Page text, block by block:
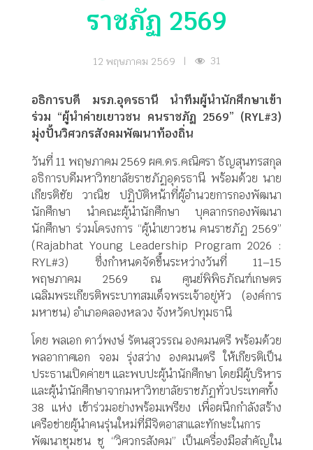
ราชภัฏ 2569
12 พฤษภาคม 2569 31
อธิการบดี มรภ.อุดรธานี นำทีมผู้นำนักศึกษาเข้า
ร่วม “ผู้นำค่ายเยาวชน คนราชภัฏ 2569” (RYL#3)
มุ่งปั้นวิศวกรสังคมพัฒนาท้องถิ่น
วันที่ 11 พฤษภาคม 2569 ผศ.ดร.คณิศรา ธัญสุนทรสกุล
อธิการบดีมหาวิทยาลัยราชภัฏอุดรธานี พร้อมด้วย นาย
เกียรติชัย วาณิช ปฏิบัติหน้าที่ผู้อำนวยการกองพัฒนา
นักศึกษา นำคณะผู้นำนักศึกษา บุคลากรกองพัฒนา
นักศึกษา ร่วมโครงการ “ผู้นำเยาวชน คนราชภัฏ 2569”
(Rajabhat Young Leadership Program 2026 :
RYL#3) ซึ่งกำหนดจัดขึ้นระหว่างวันที่ 11–15
พฤษภาคม 2569 ณ ศูนย์พิพิธภัณฑ์เกษตร
เฉลิมพระเกียรติพระบาทสมเด็จพระเจ้าอยู่หัว (องค์การ
มหาชน) อำเภอคลองหลวง จังหวัดปทุมธานี
โดย พลเอก ดาว์พงษ์ รัตนสุวรรณ องคมนตรี พร้อมด้วย
พลอากาศเอก จอม รุ่งสว่าง องคมนตรี ให้เกียรติเป็น
ประธานเปิดค่ายฯ และพบปะผู้นำนักศึกษา โดยมีผู้บริหาร
และผู้นำนักศึกษาจากมหาวิทยาลัยราชภัฏทั่วประเทศทั้ง
38 แห่ง เข้าร่วมอย่างพร้อมเพรียง เพื่อผนึกกำลังสร้าง
เครือข่ายผู้นำคนรุ่นใหม่ที่มีจิตอาสาและทักษะในการ
พัฒนาชุมชน ชู “วิศวกรสังคม” เป็นเครื่องมือสำคัญใน